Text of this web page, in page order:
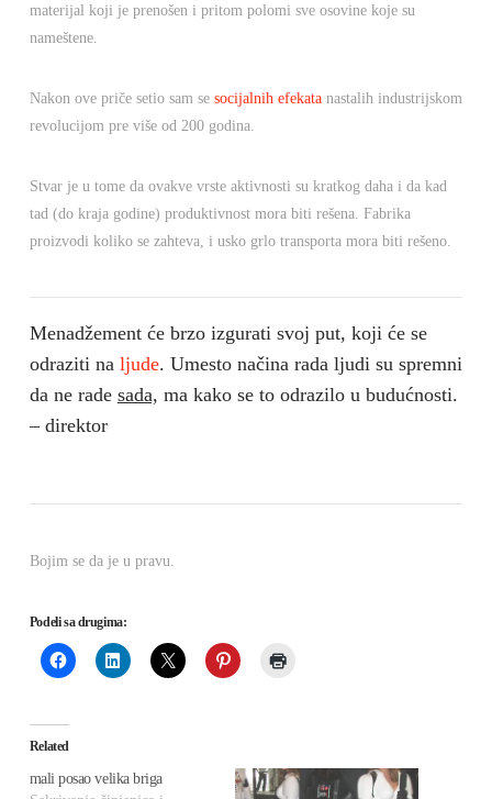
materijal koji je prenošen i pritom polomi sve osovine koje su
nameštene.
Nakon ove priče setio sam se socijalnih efekatanastalih industrijskom
revolucijom pre više od 200 godina.
Stvar je u tome da ovakve vrste aktivnosti su kratkog daha i da kad
tad (do kraja godine) produktivnost mora biti rešena. Fabrika
proizvodi koliko se zahteva, i usko grlo transporta mora biti rešeno.
Menadžement će brzo izgurati svoj put, koji će se
odraziti na ljude. Umesto načina rada ljudi su spremni
da ne rade sada, ma kako se to odrazilo u budućnosti.
– direktor
Bojim se da je u pravu.
Podeli sa drugima:
Related
mali posao velika briga